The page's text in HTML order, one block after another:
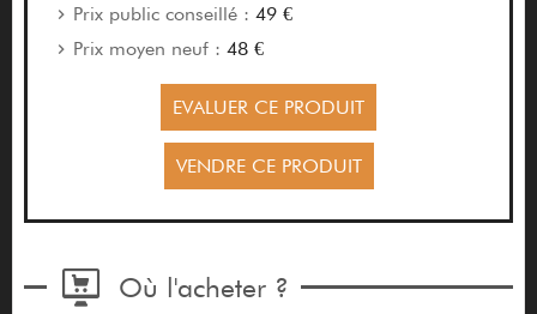
Prix public conseillé : 49 €
Prix moyen neuf : 48 €
EVALUER CE PRODUIT
VENDRE CE PRODUIT
Où l'acheter ?